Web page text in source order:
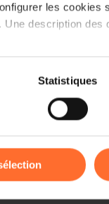
les cookies
description
(ex : lecture de
Statistiques
ne répond
durable dans
des talents dont